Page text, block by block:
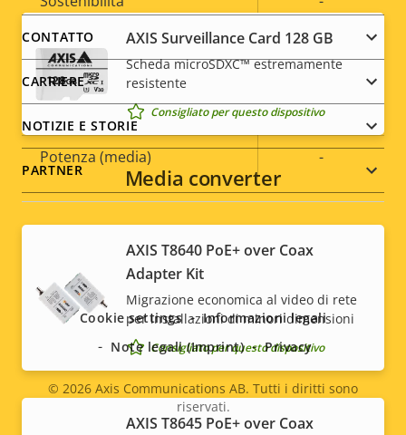
Alimentazione
della
proprietà
Valore
della
Potenza (massima) -
Potenza (media) -
AXIS Surveillance Card 128 GB
Scheda microSDXC™ estremamente
resistente
Consigliato per questo dispositivo
Media converter
AXIS T8640 PoE+ over Coax
Adapter Kit
Migrazione economica al video di rete
per installazioni di minori dimensioni
Consigliato per questo dispositivo
AXIS T8645 PoE+ over Coax
menu
CONTATTO
CARRIERE
NOTIZIE E STORIE
PARTNER
Social
menu
© 2026 Axis Communications AB. Tutti i diritti sono
riservati.
Cookie settings
Informazioni legali
Note legali (Imprint)
Privacy